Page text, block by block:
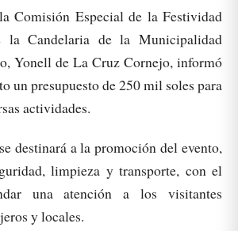
Comisión Especial de la Festividad
Candelaria de la Municipalidad
Yonell de La Cruz Cornejo, informó
un presupuesto de 250 mil soles para
actividades.
destinará a la promoción del evento,
limpieza y transporte, con el
una atención a los visitantes
y locales.